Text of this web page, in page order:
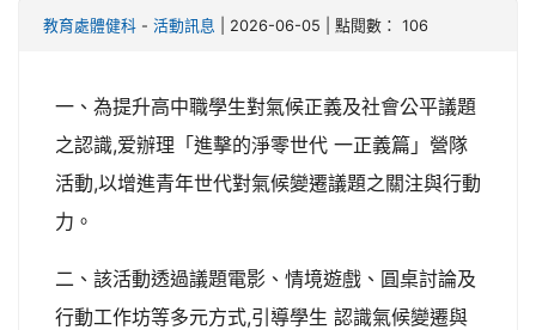
教育處體健科 - 活動訊息 | 2026-06-05 | 點閱數： 106
一、為提升高中職學生對氣候正義及社會公平議題
之認識,爱辦理「進擊的淨零世代 一正義篇」營隊
活動,以增進青年世代對氣候變遷議題之關注與行動
力。
二、該活動透過議題電影、情境遊戲、圓桌討論及
行動工作坊等多元方式,引導學生 認識氣候變遷與